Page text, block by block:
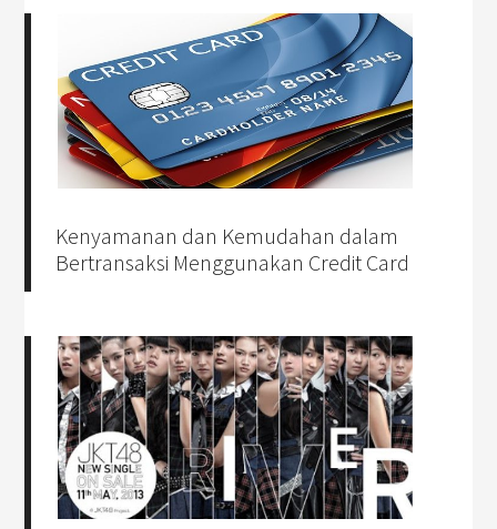
Kenyamanan dan Kemudahan dalam
Bertransaksi Menggunakan Credit Card